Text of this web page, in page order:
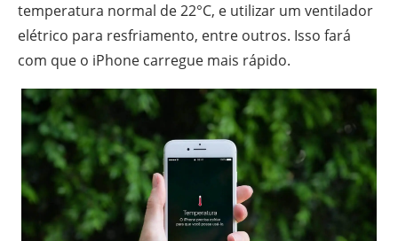
temperatura normal de 22°C, e utilizar um ventilador
elétrico para resfriamento, entre outros. Isso fará
com que o iPhone carregue mais rápido.